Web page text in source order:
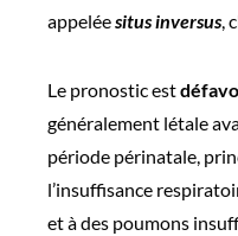
appeléesitus inversus,
Le pronostic est
généralement létale
période périnatale,
l’insuffisance
et à des poumons